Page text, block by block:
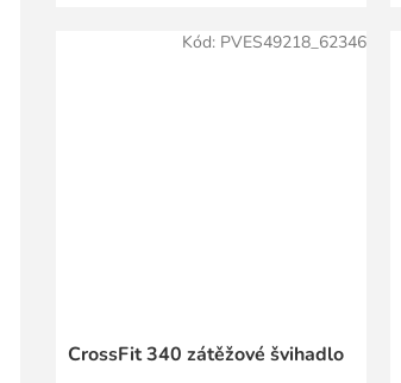
CrossFit 340 zátěžové švihadlo
Kód: PVES49218_62346